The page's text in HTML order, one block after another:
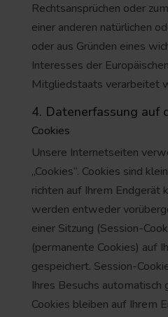
Rechtsansprüchen oder
einer anderen natürlichen
oder aus Gründen eines
Interesses der
Mitgliedstaats verarbeitet
4. Datenerfassung auf
Cookies
Unsere Internetseiten
„Cookies“. Cookies sind
richten auf Ihrem Endgerät
werden entweder
einer Sitzung (Session-
(permanente Cookies) auf
gespeichert. Session-
Ihres Besuchs
Cookies bleiben auf Ihrem